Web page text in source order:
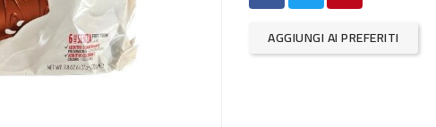
AGGIUNGI AI PREFERITI